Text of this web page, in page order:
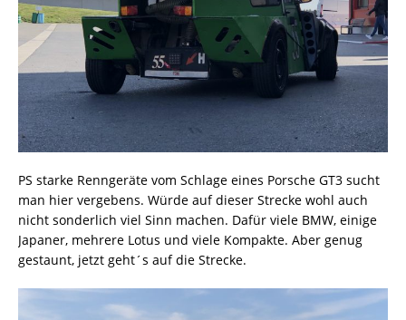
PS starke Renngeräte vom Schlage eines Porsche GT3 sucht
man hier vergebens. Würde auf dieser Strecke wohl auch
nicht sonderlich viel Sinn machen. Dafür viele BMW, einige
Japaner, mehrere Lotus und viele Kompakte. Aber genug
gestaunt, jetzt geht´s auf die Strecke.